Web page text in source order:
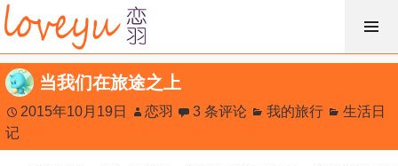
跳
过
内
容
当我们在旅途之上
2015年10月19日 恋羽 3 条评论 我的旅行
生活日
记